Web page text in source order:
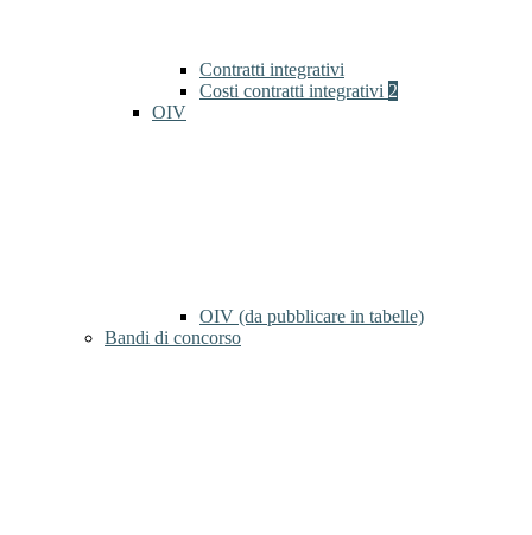
Contratti integrativi
Costi contratti integrativi 2
OIV
OIV (da pubblicare in tabelle)
Bandi di concorso